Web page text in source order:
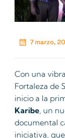
7 marzo,
Con una
Fortaleza de
inicio a la
Karibe, un
documental
iniciativa,